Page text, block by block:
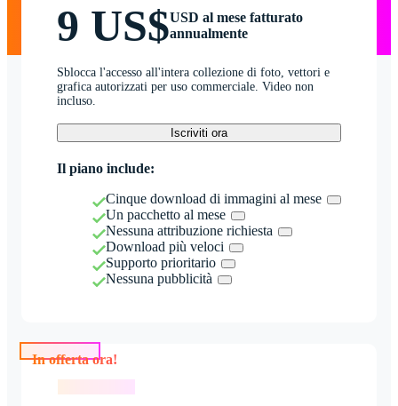
9 US$USD al mese fatturato
annualmente
Sblocca l'accesso all'intera collezione di foto, vettori e
grafica autorizzati per uso commerciale. Video non
incluso.
Iscriviti ora
Il piano include:
Cinque download di immagini al mese
Un pacchetto al mese
Nessuna attribuzione richiesta
Download più veloci
Supporto prioritario
Nessuna pubblicità